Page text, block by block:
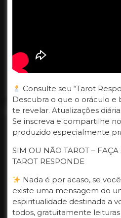
Consulte seu “Tarot
Descubra o que o oráculo e
te revelar. Atualizações
Se inscreva e compartilhe
produzido especialmente
SIM OU NÃO TAROT – FAÇA
TAROT RESPONDE
Nada é por acaso, se
existe uma mensagem do
espiritualidade destinada a
todos, gratuitamente